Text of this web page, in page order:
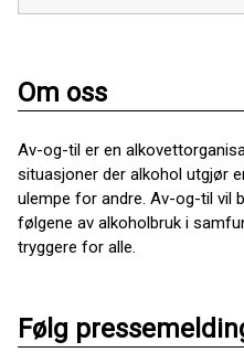
Om oss
Av-og-til er en
situasjoner der alkohol utgjør
ulempe for andre. Av-og-til vil
følgene av alkoholbruk i
tryggere for alle.
Følg